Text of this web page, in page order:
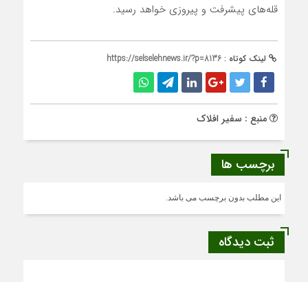
قله‌های پیشرفت و پیروزی خواهد رسید.
لینک کوتاه : https://selselehnews.ir/?p=8136
منبع : سفیر افلاک
برچسب ها
این مطلب بدون برچسب می باشد.
ثبت دیدگاه